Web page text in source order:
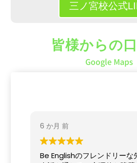
三ノ宮校公式
皆様からの
Google Maps